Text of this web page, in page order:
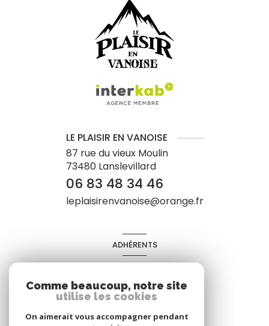
LE PLAISIR EN VANOISE
87 rue du vieux Moulin
73480 Lanslevillard
06 83 48 34 46
leplaisirenvanoise@orange.fr
ADHÉRENTS
Comme beaucoup, notre site
utilise les cookies
On aimerait vous accompagner pendant